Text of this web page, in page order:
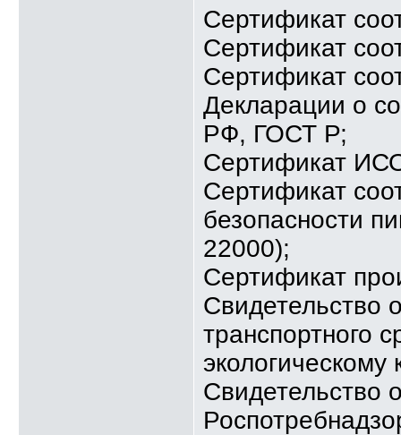
Сертификат
Сертификат
Сертификат
Декларации о
РФ, ГОСТ Р;
Сертификат
Сертификат
безопасности
22000);
Сертификат
Свидетельство
транспортного
экологическому
Свидетельство